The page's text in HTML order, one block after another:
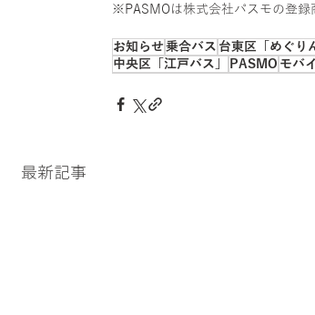
※PASMOは株式会社パスモの登録
お知らせ 乗合バス 台東区「めぐり
中央区「江戸バス」
PASMO モバ
最新記事